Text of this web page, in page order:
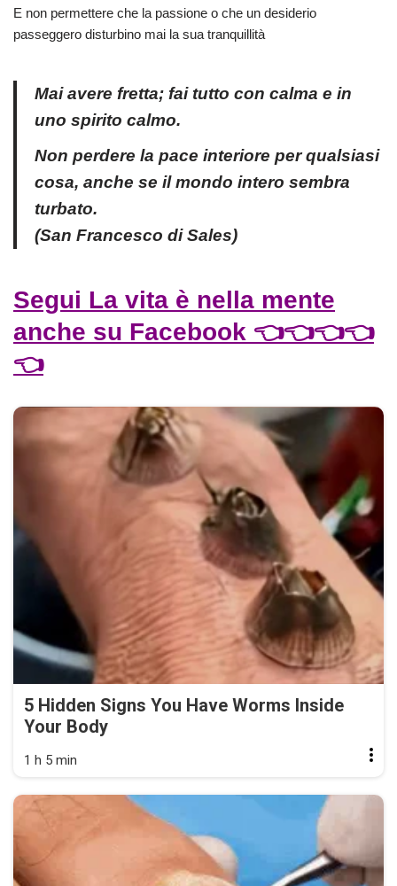
E non permettere che la passione o che un desiderio
passeggero disturbino mai la sua tranquillità
Mai avere fretta; fai tutto con calma e in
uno spirito calmo.
Non perdere la pace interiore per qualsiasi
cosa, anche se il mondo intero sembra
turbato.
(San Francesco di Sales)
Segui La vita è nella mente
anche su Facebook 👈👈👈👈
👈
5 Hidden Signs You Have Worms Inside
Your Body
1 h 5 min